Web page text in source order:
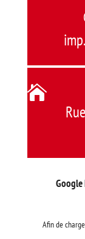

Afin de